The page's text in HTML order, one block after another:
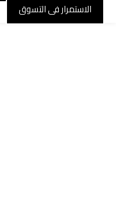
الاستمرار فى التسوق